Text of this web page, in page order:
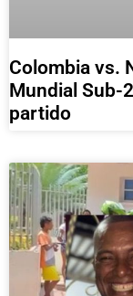
Colombia vs.
Mundial Sub-
partido